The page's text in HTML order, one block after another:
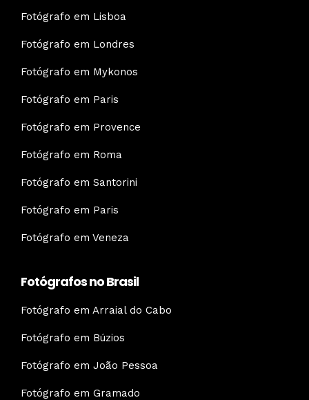
Fotógrafo em Lisboa
Fotógrafo em Londres
Fotógrafo em Mykonos
Fotógrafo em Paris
Fotógrafo em Provence
Fotógrafo em Roma
Fotógrafo em Santorini
Fotógrafo em Paris
Fotógrafo em Veneza
Fotógrafos no Brasil
Fotógrafo em Arraial do Cabo
Fotógrafo em Búzios
Fotógrafo em João Pessoa
Fotógrafo em Gramado